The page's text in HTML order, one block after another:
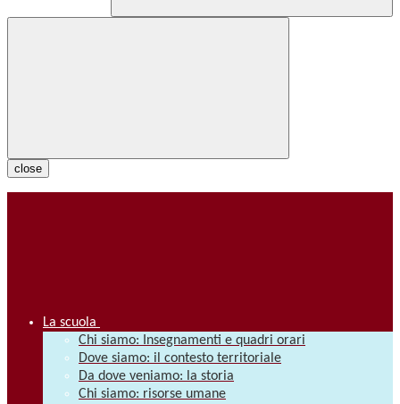
close
La scuola
Chi siamo: Insegnamenti e quadri orari
Dove siamo: il contesto territoriale
Da dove veniamo: la storia
Chi siamo: risorse umane